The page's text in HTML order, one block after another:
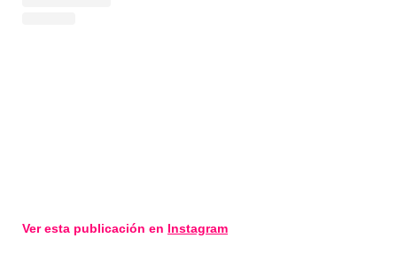
Ver esta publicación en Instagram